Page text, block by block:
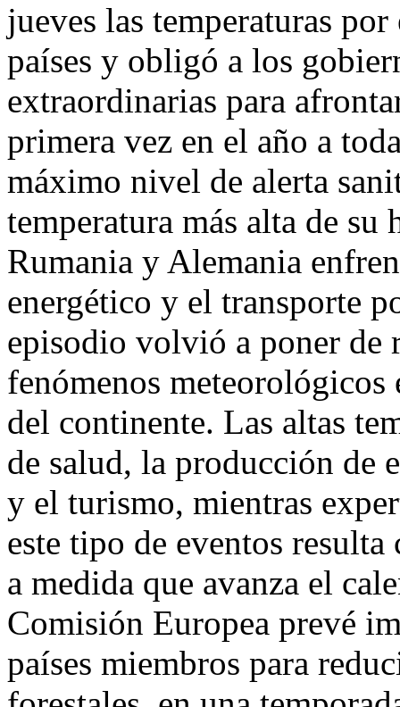
jueves las temperaturas
países y obligó a los
extraordinarias para
primera vez en el año a
máximo nivel de alerta
temperatura más alta de
Rumania y Alemania
energético y el transporte
episodio volvió a poner de
fenómenos
del continente. Las altas
de salud, la producción de
y el turismo, mientras
este tipo de eventos resulta
a medida que avanza el
Comisión Europea prevé
países miembros para